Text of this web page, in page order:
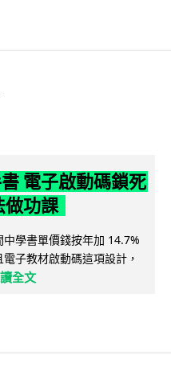
電子啟動碼鎖死
做功課
學書單價錢按年加 14.7%
子教材啟動碼這項設計，
全文